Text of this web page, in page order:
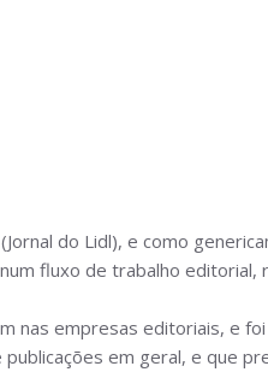
do Lidl), e como
fluxo de trabalho
nas empresas editoriais, e
em geral, e que